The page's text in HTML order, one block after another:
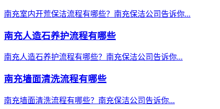
南充室内开荒保洁流程有哪些？南充保洁公司告诉你...
南充人造石养护流程有哪些
南充人造石养护流程有哪些？南充保洁公司告诉你...
南充墙面清洗流程有哪些
南充墙面清洗流程有哪些？南充保洁公司告诉你...